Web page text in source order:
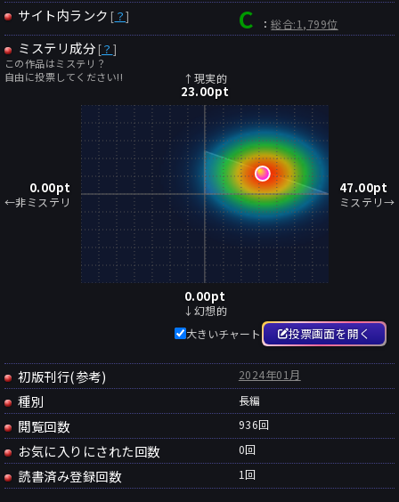
サイト内ランク [ ？] C ：総合:1,799位
ミステリ成分 [？ ]
この作品はミステリ？
自由に投票してください!!
↑現実的
23.00pt
0.00pt
←非ミステリ
47.00pt
ミステリ→
0.00pt
↓幻想的
大きいチャート
投票画面を開く
初版刊行(参考) 2024年01月
種別 長編
閲覧回数 936回
お気に入りにされた回数 0回
読書済み登録回数 1回